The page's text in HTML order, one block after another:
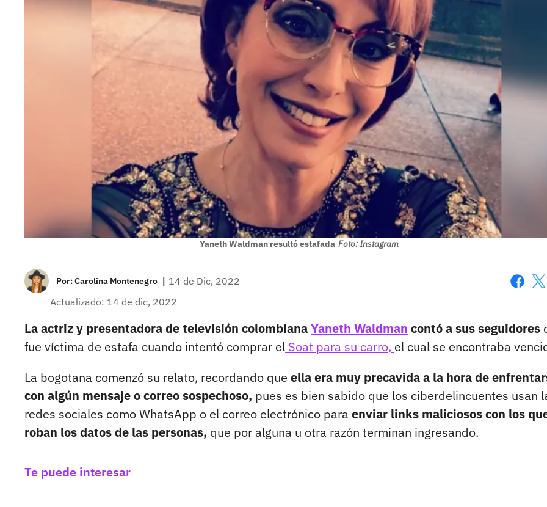
Yaneth Waldman resultó estafada Foto: Instagram
Por:Carolina Montenegro | 14 de Dic, 2022
Actualizado: 14 de dic, 2022
La actriz y presentadora de televisión colombianaYaneth Waldman contó a sus seguidores
fue víctima de estafa cuando intentó comprar el Soat para su carro, el cual se encontraba
La bogotana comenzó su relato, recordando que ella era muy precavida a la hora de
con algún mensaje o correo sospechoso, pues es bien sabido que los ciberdelincuentes usan
redes sociales como WhatsApp o el correo electrónico para enviar links maliciosos con los
roban los datos de las personas, que por alguna u otra razón terminan ingresando.
Te puede interesar